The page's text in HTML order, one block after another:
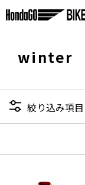
winter
絞り込み項目